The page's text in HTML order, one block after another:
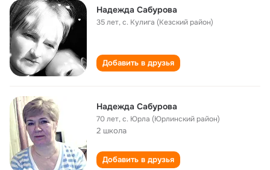
Надежда Сабурова
35 лет,с. Кулига (Кезский район)
Добавить в друзья
Надежда Сабурова
70 лет,с. Юрла (Юрлинский район)
2 школа
Добавить в друзья